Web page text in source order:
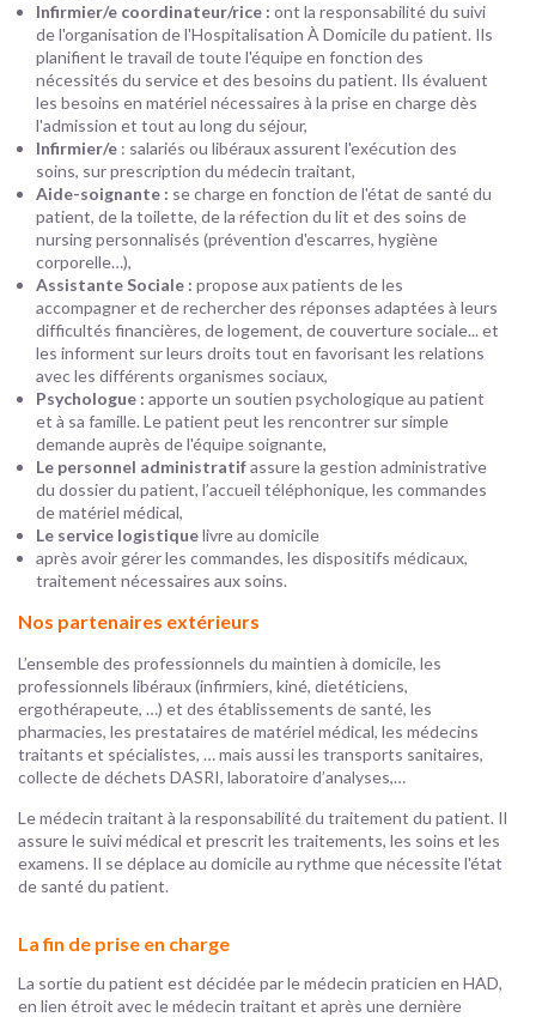
Infirmier/e coordinateur/rice : ont la responsabilité du suivi
de l'organisation de l'Hospitalisation À Domicile du patient. Ils
planifient le travail de toute l'équipe en fonction des
nécessités du service et des besoins du patient. Ils évaluent
les besoins en matériel nécessaires à la prise en charge dès
l'admission et tout au long du séjour,
Infirmier/e : salariés ou libéraux assurent l'exécution des
soins, sur prescription du médecin traitant,
Aide-soignante : se charge en fonction de l'état de santé du
patient, de la toilette, de la réfection du lit et des soins de
nursing personnalisés (prévention d'escarres, hygiène
corporelle…),
Assistante Sociale : propose aux patients de les
accompagner et de rechercher des réponses adaptées à leurs
difficultés financières, de logement, de couverture sociale... et
les informent sur leurs droits tout en favorisant les relations
avec les différents organismes sociaux,
Psychologue : apporte un soutien psychologique au patient
et à sa famille. Le patient peut les rencontrer sur simple
demande auprès de l'équipe soignante,
Le personnel administratifassure la gestion administrative
du dossier du patient, l’accueil téléphonique, les commandes
de matériel médical,
Le service logistiquelivre au domicile
après avoir gérer les commandes, les dispositifs médicaux,
traitement nécessaires aux soins.
Nos partenaires extérieurs
L’ensemble des professionnels du maintien à domicile, les
professionnels libéraux (infirmiers, kiné, dietéticiens,
ergothérapeute, …) et des établissements de santé, les
pharmacies, les prestataires de matériel médical, les médecins
traitants et spécialistes, … mais aussi les transports sanitaires,
collecte de déchets DASRI, laboratoire d’analyses,…
Le médecin traitant à la responsabilité du traitement du patient. Il
assure le suivi médical et prescrit les traitements, les soins et les
examens. Il se déplace au domicile au rythme que nécessite l'état
de santé du patient.
La fin de prise en charge
La sortie du patient est décidée par le médecin praticien en HAD,
en lien étroit avec le médecin traitant et après une dernière